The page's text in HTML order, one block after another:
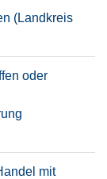
(Landkreis
oder
mit